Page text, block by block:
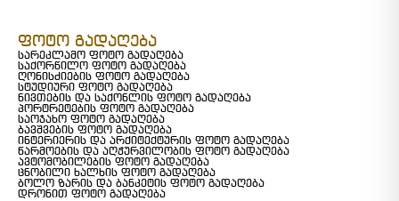
ფოტო გადაღება
სარეკლამო ფოტო გადაღება
საქორწილო ფოტო გადაღება
ღონისძიების ფოტო გადაღება
სტუდიური ფოტო გადაღება
ნივთების და საქონლის ფოტო გადაღება
პორტრეტების ფოტო გადაღება
საოჯახო ფოტო გადაღება
ბავშვების ფოტო გადაღება
ინტერიერის და არქიტექტურის ფოტო გადაღება
წარმოების და აღჭურვილობის ფოტო გადაღება
ავტომობილების ფოტო გადაღება
ცნობილი ხალხის ფოტო გადაღება
ბოლო ზარის და ბანკეტის ფოტო გადაღება
დრონით ფოტო გადაღება